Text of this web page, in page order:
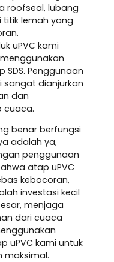
roofseal, lubang
titik lemah yang
uPVC kami
SDS. Penggunaan
sangat dianjurkan
dan
cuaca.
benar berfungsi
adalah ya,
penggunaan
atap uPVC
kebocoran,
investasi kecil
menjaga
dari cuaca
uPVC kami untuk
maksimal.